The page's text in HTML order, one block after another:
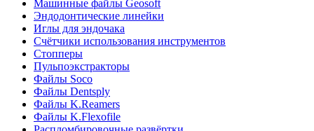
Машинные файлы Geosoft
Эндодонтические линейки
Иглы для эндочака
Счётчики использования инструментов
Стопперы
Пульпоэкстракторы
Файлы Soco
Файлы Dentsply
Файлы K.Reamers
Файлы K.Flexofile